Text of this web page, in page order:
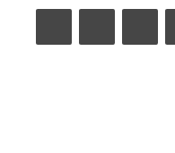
بينتيريست مشاركة عبر البريد